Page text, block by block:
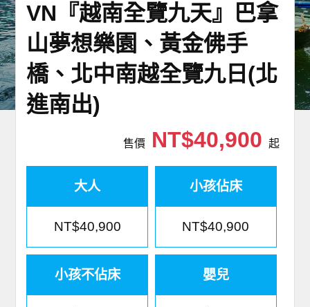
世界臻旅
中東非洲
歐洲之旅
VN『越南全覽九天』巴拿
山夢想樂園、黃金佛手
橋、北中南越全覽九日(北
進南出)
售價NT$40,900 起
大人
NT$40,900
小孩佔床
NT$40,900
小孩不佔床 嬰兒